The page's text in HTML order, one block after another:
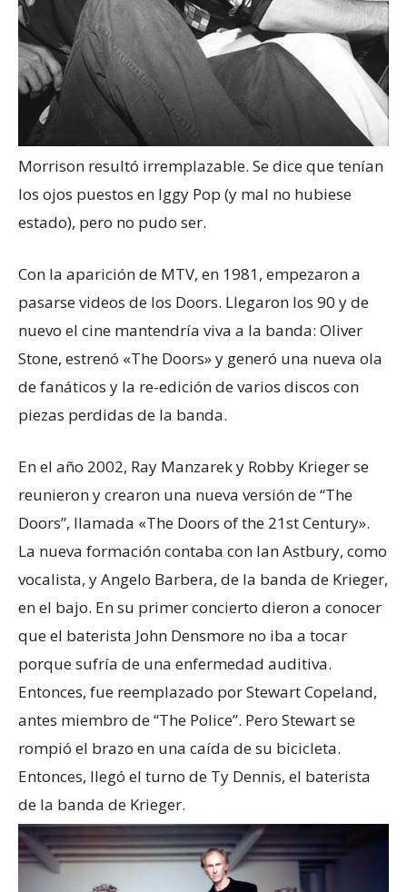
Morrison resultó irremplazable. Se dice que tenían
los ojos puestos en Iggy Pop (y mal no hubiese
estado), pero no pudo ser.
Con la aparición de MTV, en 1981, empezaron a
pasarse videos de los Doors. Llegaron los 90 y de
nuevo el cine mantendría viva a la banda: Oliver
Stone, estrenó «The Doors» y generó una nueva ola
de fanáticos y la re-edición de varios discos con
piezas perdidas de la banda.
En el año 2002, Ray Manzarek​ y Robby Krieger se
reunieron y crearon una nueva versión de “The
Doors”, llamada «The Doors of the 21st Century».
La nueva formación contaba con Ian Astbury, como
vocalista, y Angelo Barbera, de la banda de Krieger,
en el bajo. En su primer concierto dieron a conocer
que el baterista John Densmore no iba a tocar
porque sufría de una enfermedad auditiva.
Entonces, fue reemplazado por Stewart Copeland,
antes miembro de “The Police”. Pero Stewart se
rompió el brazo en una caída de su bicicleta.
Entonces, llegó el turno de Ty Dennis, el baterista
de la banda de Krieger.